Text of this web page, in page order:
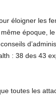
éloigner les
époque,
: 38 des 43
toutes les